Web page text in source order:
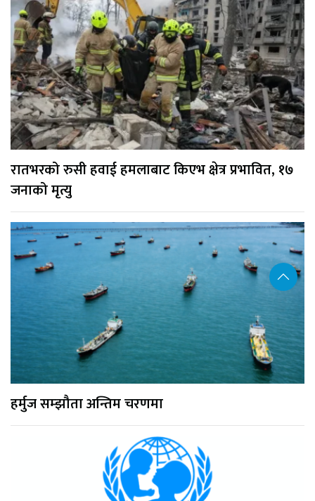
रातभरको रुसी हवाई हमलाबाट किएभ क्षेत्र प्रभावित, १७
जनाको मृत्यु
हर्मुज सम्झौता अन्तिम चरणमा